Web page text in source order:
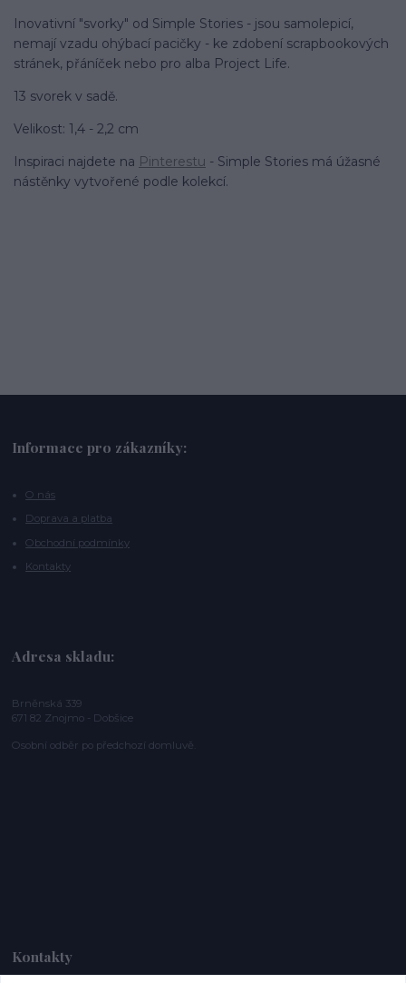
Inovativní "svorky" od Simple Stories - jsou samolepicí,
nemají vzadu ohýbací pacičky - ke zdobení scrapbookových
stránek, přáníček nebo pro alba Project Life.
13 svorek v sadě.
Velikost: 1,4 - 2,2 cm
Inspiraci najdete na Pinterestu - Simple Stories má úžasné
nástěnky vytvořené podle kolekcí.
Informace pro zákazníky:
O nás
Doprava a platba
Obchodní podmínky
Kontakty
Adresa skladu:
Brněnská 339
671 82 Znojmo - Dobšice
Osobní odběr po předchozí domluvě.
Kontakty